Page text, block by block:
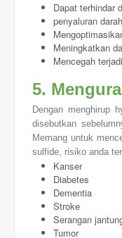
Dapat terhindar
penyaluran
Meningkatkan
Mencegah
5.
Dengan menghirup
disebutkan
Memang untuk
sulfide, risiko anda
Kanser
Diabetes
Dementia
Stroke
Serangan
Tumor